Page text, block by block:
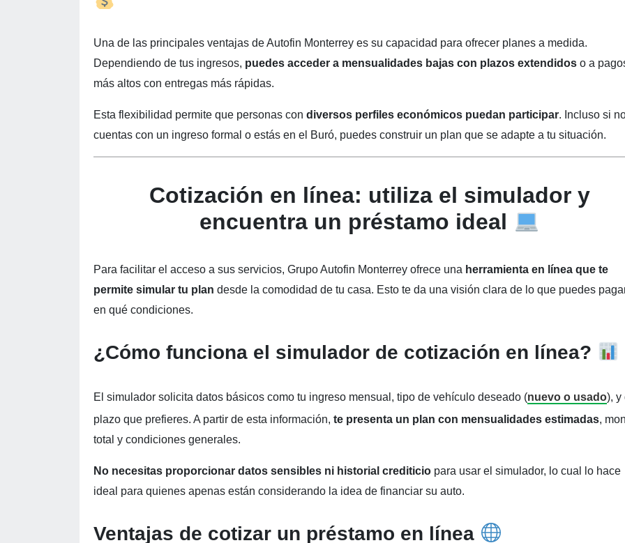
Una de las principales ventajas de Autofin Monterrey es su capacidad para ofrecer planes a medida.
Dependiendo de tus ingresos, puedes acceder a mensualidades bajas con plazos extendidos o a
más altos con entregas más rápidas.
Esta flexibilidad permite que personas con diversos perfiles económicos puedan participar. Incluso si
cuentas con un ingreso formal o estás en el Buró, puedes construir un plan que se adapte a tu situación.
Cotización en línea: utiliza el simulador y
encuentra un préstamo ideal
Para facilitar el acceso a sus servicios, Grupo Autofin Monterrey ofrece una herramienta en línea que te
permite simular tu plan desde la comodidad de tu casa. Esto te da una visión clara de lo que puedes
en qué condiciones.
¿Cómo funciona el simulador de cotización en línea?
El simulador solicita datos básicos como tu ingreso mensual, tipo de vehículo deseado (nuevo o usado), y
plazo que prefieres. A partir de esta información, te presenta un plan con mensualidades estimadas,
total y condiciones generales.
No necesitas proporcionar datos sensibles ni historial crediticio para usar el simulador, lo cual lo hace
ideal para quienes apenas están considerando la idea de financiar su auto.
Ventajas de cotizar un préstamo en línea